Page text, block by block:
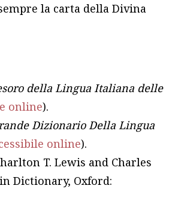
la carta della Divina
della Lingua Italiana delle
online).
Dizionario Della Lingua
online).
T. Lewis and Charles
Dictionary, Oxford: